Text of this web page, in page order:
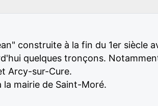
construite à la fin du 1er siècle
quelques tronçons.
Arcy-sur-Cure.
mairie de Saint-Moré.